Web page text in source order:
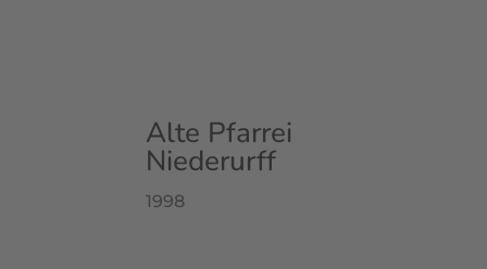
Alte Pfarrei
Niederurff
1998